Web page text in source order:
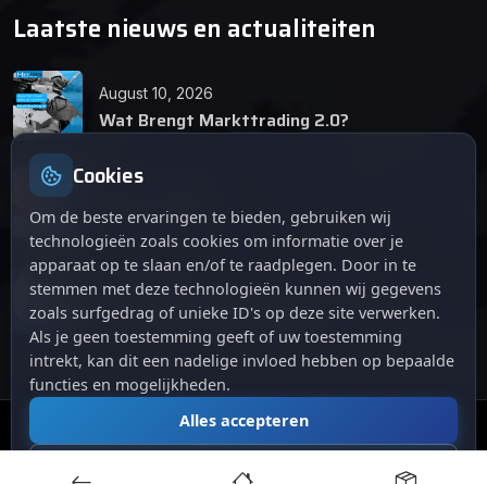
Laatste nieuws en actualiteiten
August 10, 2026
Wat Brengt Markttrading 2.0?
Tips en Tricks
April 12, 2026
De opkomst van Markttrading 2.0: Een
revolutie in online handelen.
Markttrading. Alle rechten voorbehouden.
Cookies
Om de beste ervaringen te bieden, gebruiken wij
technologieën zoals cookies om informatie over je
apparaat op te slaan en/of te raadplegen. Door in te
stemmen met deze technologieën kunnen wij gegevens
zoals surfgedrag of unieke ID's op deze site verwerken.
Als je geen toestemming geeft of uw toestemming
intrekt, kan dit een nadelige invloed hebben op bepaalde
functies en mogelijkheden.
Alles accepteren
Alles afwijzen